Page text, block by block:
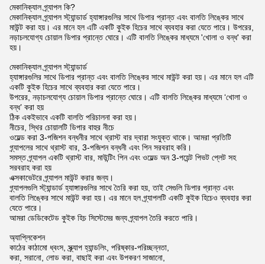
মেকানিক্যাল গ্র্যাপল কি?
মেকানিক্যাল গ্র্যাপল স্ট্যান্ডার্ড হ্যাঙ্গারগুলির সাথে ডিপার প্রান্ত এবং বালতি লিঙ্কের সাথে
মাউন্ট করা হয়। এর মানে হল এটি একটি কুইক হিচের সাথে ব্যবহার করা যেতে পারে। উপরের,
নড়াচলযোগ্য চোয়াল ডিপার প্রান্তে ঘোরে। এটি বালতি লিঙ্কের মাধ্যমে 'খোলা ও বন্ধ' করা
হয়।
মেকানিক্যাল গ্র্যাপল স্ট্যান্ডার্ড
হ্যাঙ্গারগুলির সাথে ডিপার প্রান্ত এবং বালতি লিঙ্কের সাথে মাউন্ট করা হয়। এর মানে হল এটি
একটি কুইক হিচের সাথে ব্যবহার করা যেতে পারে।
উপরের, নড়াচলযোগ্য চোয়াল ডিপার প্রান্তে ঘোরে। এটি বালতি লিঙ্কের মাধ্যমে ‘খোলা ও
বন্ধ’ করা হয়
ঠিক একইভাবে একটি বালতি পরিচালনা করা হয়।
নীচের, স্থির চোয়ালটি ডিপার বাহুর নীচে
ওয়েল্ড করা 3-পজিশন বন্ধনীর সাথে থ্রাস্ট বার দ্বারা সংযুক্ত থাকে। আমরা প্রতিটি
গ্র্যাপলের সাথে থ্রাস্ট বার, 3-পজিশন বন্ধনী এবং পিন সরবরাহ করি।
সমস্ত গ্র্যাপল একটি থ্রাস্ট বার, মাউন্টিং পিন এবং ওয়েল্ড অন 3-পয়েন্ট পিভট প্লেট সহ
সরবরাহ করা হয়
এক্সকাভেটরে গ্র্যাপল মাউন্ট করার জন্য।
গ্র্যাপলগুলি স্ট্যান্ডার্ড হ্যাঙ্গারগুলির সাথে তৈরি করা হয়, তাই সেগুলি ডিপার প্রান্ত এবং
বালতি লিঙ্কের সাথে মাউন্ট করা হয়। এর মানে হল গ্র্যাপলটি একটি কুইক হিচেও ব্যবহার করা
যেতে পারে।
আমরা ডেডিকেটেড কুইক হিচ সিস্টেমের জন্য গ্র্যাপল তৈরি করতে পারি।
অ্যাপ্লিকেশন
কাঠের কাঠামো ধ্বংস, স্ক্র্যাপ হ্যান্ডলিং, পরিষ্কার-পরিচ্ছন্নতা,
করা, সরানো, লোড করা, বাছাই করা এবং উপকরণ সাজানো,